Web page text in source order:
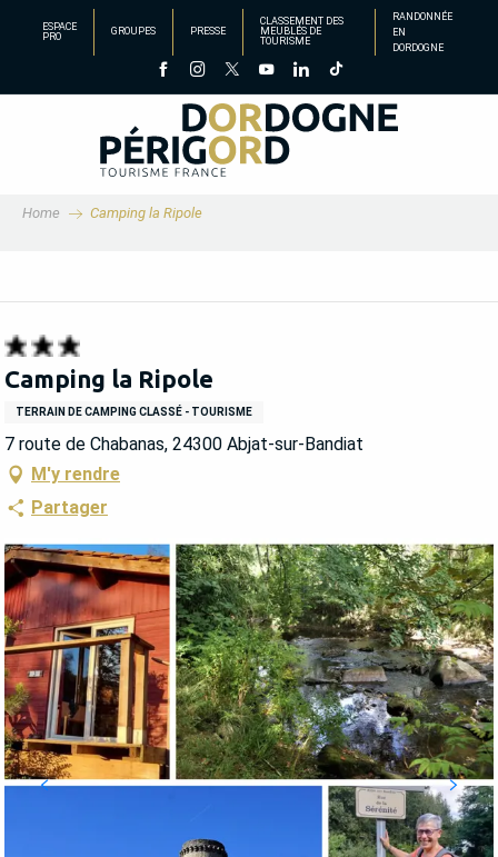
principal
ESPACE
PRO
GROUPES PRESSE
CLASSEMENT DES
MEUBLÉS DE
TOURISME
RANDONNÉE
EN
DORDOGNE
Home Camping la Ripole
Camping la Ripole
TERRAIN DE CAMPING CLASSÉ - TOURISME
7 route de Chabanas, 24300 Abjat-sur-Bandiat
M'y rendre
Partager